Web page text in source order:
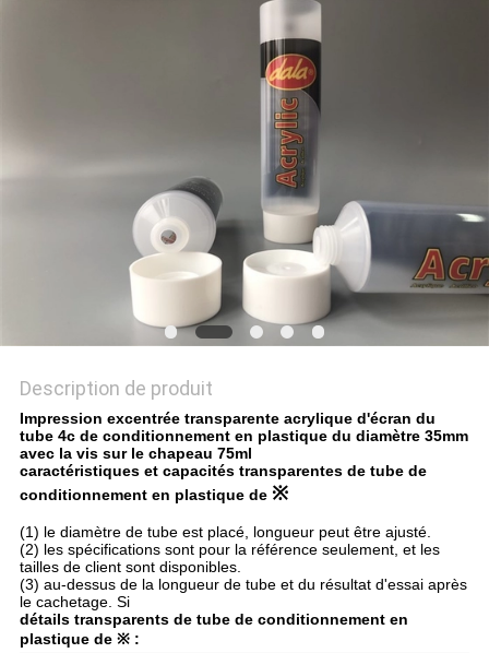
PLAN
POLICY
Description de produit
Impression excentrée transparente acrylique d'écran du
tube 4c de conditionnement en plastique du diamètre 35mm
avec la vis sur le chapeau 75ml
caractéristiques et capacités transparentes de tube de
conditionnement en plastique de ※
(1) le diamètre de tube est placé, longueur peut être ajusté.
(2) les spécifications sont pour la référence seulement, et les
tailles de client sont disponibles.
(3) au-dessus de la longueur de tube et du résultat d'essai après
le cachetage. Si
détails transparents de tube de conditionnement en
plastique de ※ :